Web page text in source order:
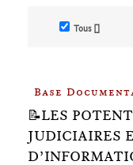
Tous []
Base
📝LES
JUDICIAIRES